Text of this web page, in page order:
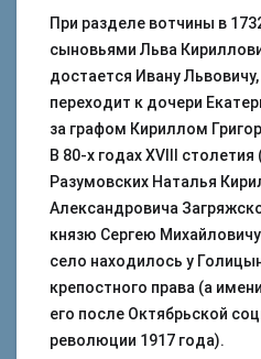
При разделе вотчины в
сыновьями Льва
достается Ивану
переходит к дочери
за графом Кириллом
В 80-х годах XVIII
Разумовских Наталья
Александровича
князю Сергею
село находилось у
крепостного права (а
его после Октябрьской
революции 1917 года).